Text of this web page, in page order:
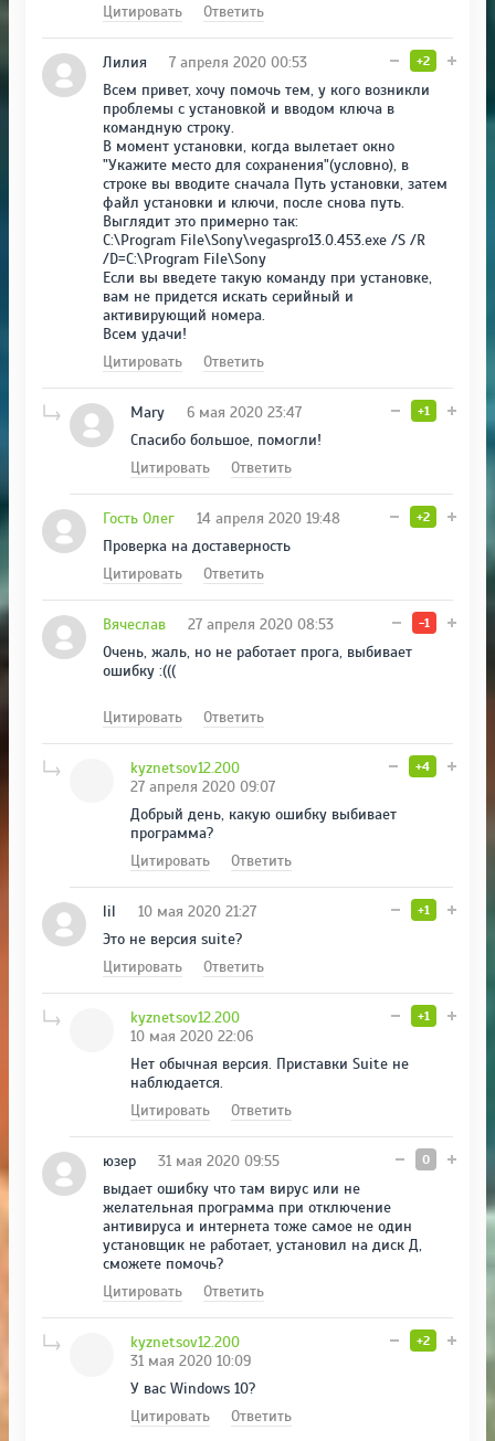
Цитировать Ответить
+2
Лилия
7 апреля 2020 00:53
Всем привет, хочу помочь тем, у кого возникли
проблемы с установкой и вводом ключа в
командную строку.
В момент установки, когда вылетает окно
"Укажите место для сохранения"(условно), в
строке вы вводите сначала Путь установки, затем
файл установки и ключи, после снова путь.
Выглядит это примерно так:
C:\Program File\Sony\vegaspro13.0.453.exe /S /R
/D=C:\Program File\Sony
Если вы введете такую команду при установке,
вам не придется искать серийный и
активирующий номера.
Всем удачи!
Цитировать
Ответить
+1
Mary
6 мая 2020 23:47
Спасибо большое, помогли!
Цитировать
Ответить
+2
Гость Олег
14 апреля 2020 19:48
Проверка на доставерность
Цитировать
Ответить
-1
Вячеслав
27 апреля 2020 08:53
Очень, жаль, но не работает прога, выбивает
ошибку :(((
Цитировать Ответить
+4
kyznetsov12.200
27 апреля 2020 09:07
Добрый день, какую ошибку выбивает
программа?
Цитировать
Ответить
+1
lil
10 мая 2020 21:27
Это не версия suite?
Цитировать
Ответить
+1
kyznetsov12.200
10 мая 2020 22:06
Нет обычная версия. Приставки Suite не
наблюдается.
Цитировать
Ответить
0
юзер
31 мая 2020 09:55
выдает ошибку что там вирус или не
желательная программа при отключение
антивируса и интернета тоже самое не один
установщик не работает, установил на диск Д,
сможете помочь?
Цитировать
Ответить
+2
kyznetsov12.200
31 мая 2020 10:09
У вас Windows 10?
Цитировать
Ответить